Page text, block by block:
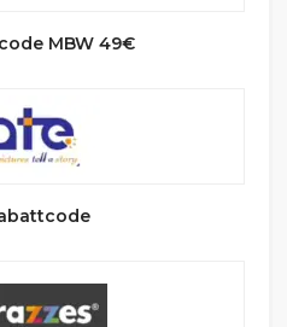
MBW 49€